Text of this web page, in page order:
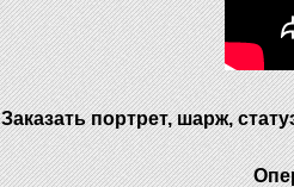
Заказать портрет, шарж,